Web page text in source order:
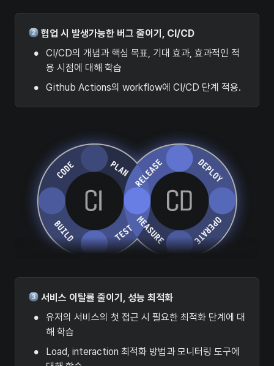
협업 시 발생가능한 버그 줄이기, CI/CD
•
CI/CD의 개념과 핵심 목표, 기대 효과, 효과적인 적
용 시점에 대해 학습
• Github Actions의 workflow에 CI/CD 단계 적용.
서비스 이탈률 줄이기, 성능 최적화
•
유저의 서비스의 첫 접근 시 필요한 최적화 단계에 대
해 학습
•
Load, interaction 최적화 방법과 모니터링 도구에